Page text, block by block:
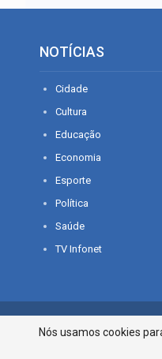
NOTÍCIAS
Cidade
Cultura
Educação
Economia
Esporte
Política
Saúde
TV Infonet
© 2026 - O que é notícia
Nós usamos cookies